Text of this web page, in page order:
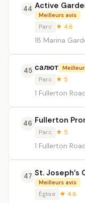
44 Active
Meilleurs avis
Parc ★ 4.6
18 Marina
45 салют
Parc ★ 5
1 Fullerton
46 Fullerton
Parc ★ 5
1 Fullerton
47 St.
Meilleurs avis
Église ★ 4.6